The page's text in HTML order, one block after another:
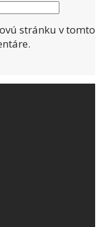
stránku v tomto